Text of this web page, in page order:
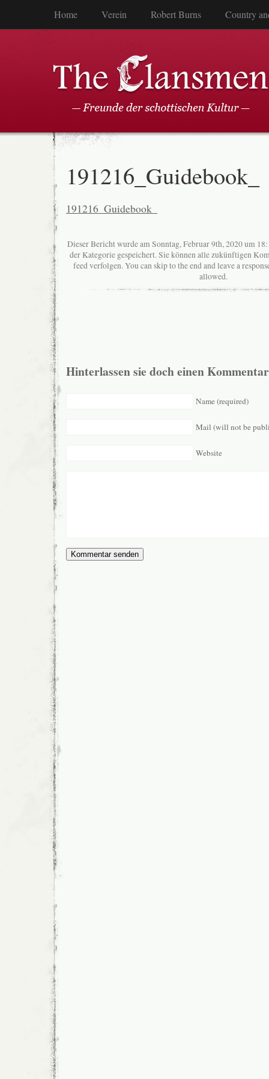
Home Verein Robert Burns Country
191216_Guidebook_
191216_Guidebook_
Dieser Bericht wurde am Sonntag, Februar 9th, 2020 um
der Kategorie gespeichert. Sie können alle zukünftigen
feed verfolgen. You can skip to the end and leave a
allowed.
Hinterlassen sie doch einen
Name (required)
Mail (will not be
Website